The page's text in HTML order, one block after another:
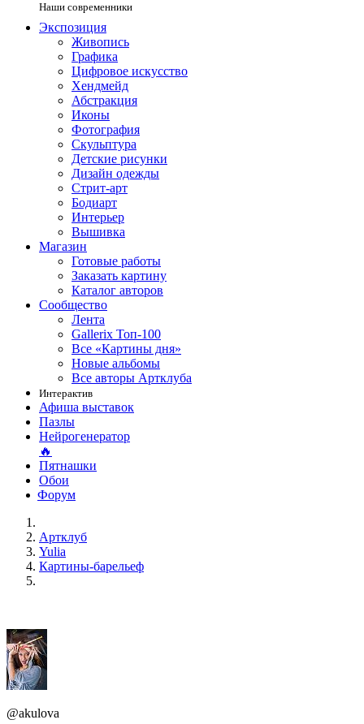
Наши современники
Экспозиция
Живопись
Графика
Цифровое искусство
Хендмейд
Абстракция
Иконы
Фотография
Скульптура
Детские рисунки
Дизайн одежды
Стрит-арт
Бодиарт
Интерьер
Вышивка
Магазин
Готовые работы
Заказать картину
Каталог авторов
Сообщество
Лента
Gallerix Топ-100
Все «Картины дня»
Новые альбомы
Все авторы Артклуба
Интерактив
Афиша выставок
Пазлы
Нейрогенератор
🔥
Пятнашки
Обои
Форум
Артклуб
Yulia
Картины-барельеф
@akulova